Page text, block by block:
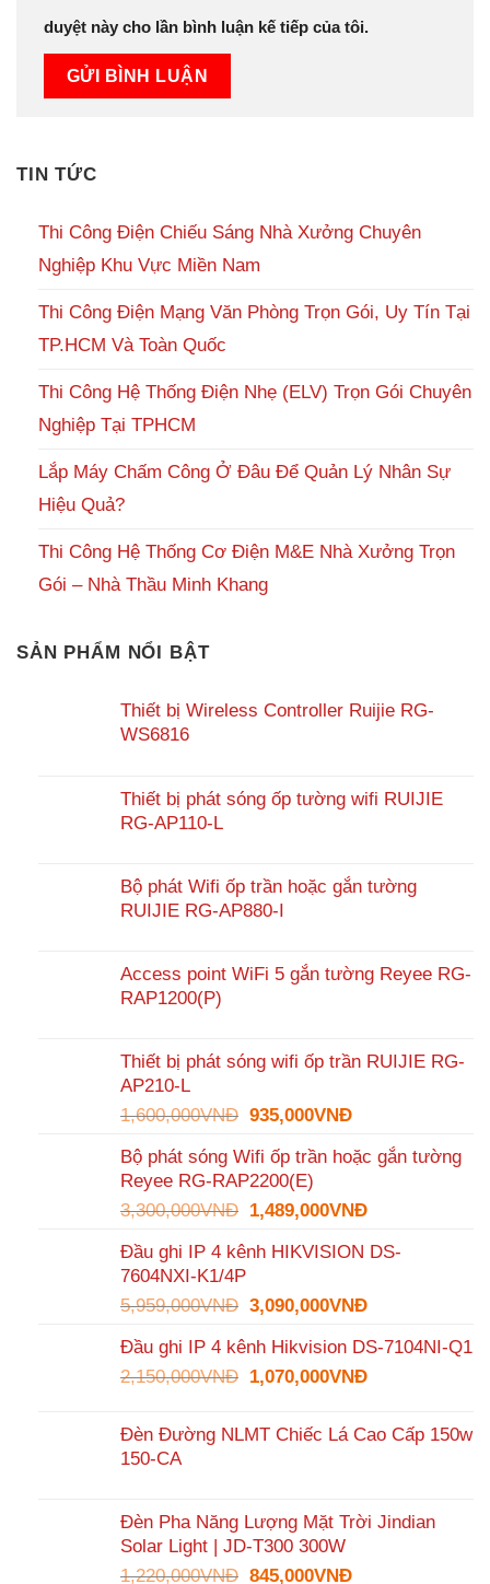
duyệt này cho lần bình luận kế tiếp của tôi.
TIN TỨC
Thi Công Điện Chiếu Sáng Nhà Xưởng Chuyên
Nghiệp Khu Vực Miền Nam
Thi Công Điện Mạng Văn Phòng Trọn Gói, Uy Tín Tại
TP.HCM Và Toàn Quốc
Thi Công Hệ Thống Điện Nhẹ (ELV) Trọn Gói Chuyên
Nghiệp Tại TPHCM
Lắp Máy Chấm Công Ở Đâu Để Quản Lý Nhân Sự
Hiệu Quả?
Thi Công Hệ Thống Cơ Điện M&E Nhà Xưởng Trọn
Gói – Nhà Thầu Minh Khang
SẢN PHẨM NỔI BẬT
Thiết bị Wireless Controller Ruijie RG-
WS6816
Thiết bị phát sóng ốp tường wifi RUIJIE
RG-AP110-L
Bộ phát Wifi ốp trần hoặc gắn tường
RUIJIE RG-AP880-I
Access point WiFi 5 gắn tường Reyee RG-
RAP1200(P)
Thiết bị phát sóng wifi ốp trần RUIJIE RG-
AP210-L
1,600,000VNĐ Giá
là:
1,600,000VNĐ.
935,000VNĐGiá
tại
935,000VNĐ.
Bộ phát sóng Wifi ốp trần hoặc gắn tường
Reyee RG-RAP2200(E)
3,300,000VNĐ Giá
là:
1,489,000VNĐGiá
tại
1,489,000VNĐ.
Đầu ghi IP 4 kênh HIKVISION DS-
7604NXI-K1/4P
5,959,000VNĐ Giá
là:
5,959,000VNĐ.
3,090,000VNĐGiá
tại
là:
Đầu ghi IP 4 kênh Hikvision DS-7104NI-Q1
2,150,000VNĐ Giá
là:
2,150,000VNĐ.
1,070,000VNĐGiá
là:
Đèn Đường NLMT Chiếc Lá Cao Cấp 150w
150-CA
Đèn Pha Năng Lượng Mặt Trời Jindian
Solar Light | JD-T300 300W
1,220,000VNĐ Giá
845,000VNĐGiá